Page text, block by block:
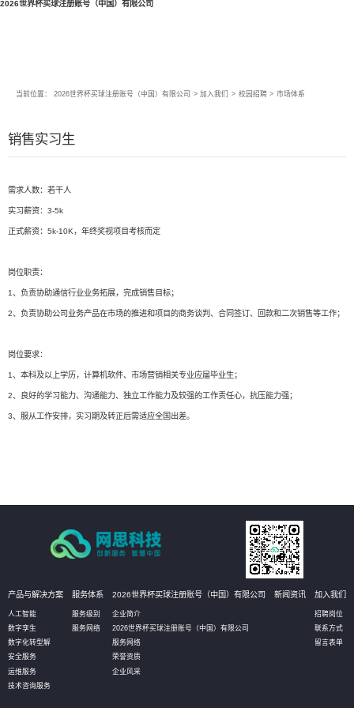
2026世界杯买球注册账号（中国）有限公司
当前位置： 2026世界杯买球注册账号（中国）有限公司 > 加入我们 > 校园招聘 > 市场体系
销售实习生
需求人数：若干人
实习薪资：3-5k
正式薪资：5k-10K，年终奖视项目考核而定
岗位职责：
1、负责协助通信行业业务拓展，完成销售目标；
2、负责协助公司业务产品在市场的推进和项目的商务谈判、合同签订、回款和二次销售等工作；
岗位要求：
1、本科及以上学历，计算机软件、市场营销相关专业应届毕业生；
2、良好的学习能力、沟通能力、独立工作能力及较强的工作责任心，抗压能力强；
3、服从工作安排，实习期及转正后需适应全国出差。
产品与解决方案
人工智能
数字孪生
数字化转型解
安全服务
运维服务
技术咨询服务
服务体系
服务级别
服务网络
2026世界杯买球注册账号（中国）有限公司
企业简介
2026世界杯买球注册账号（中国）有限公司
服务网络
荣誉资质
企业风采
新闻资讯 加入我们
招聘岗位
联系方式
留言表单